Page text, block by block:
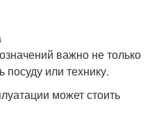
важно не только
посуду или технику.
может стоить